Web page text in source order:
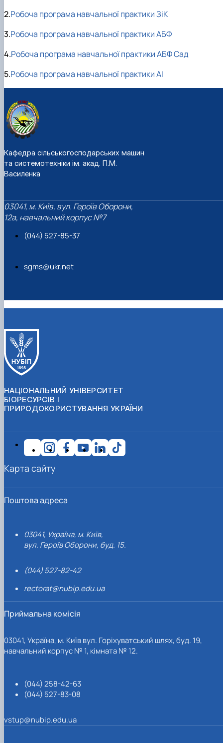
2.Робоча програма навчальної практики ЗіК
3.Робоча програма навчальної практики АБФ
4.Робоча програма навчальної практики АБФ Сад
5.Робоча програма навчальної практики АІ
Кафедра сільськогосподарських машин
та системотехніки ім. акад. П.М.
Василенка
03041, м. Київ, вул. Героїв Оборони,
12а, навчальний корпус №7
(044) 527-85-37
sgms@ukr.net
НАЦІОНАЛЬНИЙ УНІВЕРСИТЕТ
БІОРЕСУРСІВ І
ПРИРОДОКОРИСТУВАННЯ УКРАЇНИ
Поштова адреса
03041, Україна, м. Київ,
вул. Героїв Оборони, буд. 15.
(044) 527-82-42
rectorat@nubip.edu.ua
Приймальна комісія
03041, Україна, м. Київ вул. Горіхуватський шлях, буд. 19,
навчальний корпус № 1, кімната № 12.
(044) 258-42-63
(044) 527-83-08
vstup@nubip.edu.ua
Карта сайту